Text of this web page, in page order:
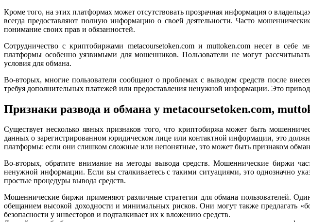
Кроме того, на этих платформах может отсутствовать прозрачная информация о
всегда предоставляют полную информацию о своей деятельности. Часто
понимание своих прав и обязанностей.
Сотрудничество с криптобиржами metacoursetoken.com и muttoken.com несет в себе
платформы особенно уязвимыми для мошенников. Пользователи не могут
условия для обмана.
Во-вторых, многие пользователи сообщают о проблемах с выводом средств после
требуя дополнительных платежей или предоставления ненужной информации. Это
Признаки развода и обмана у metacoursetoken.com,
Существует несколько явных признаков того, что криптобиржа может быть
данных о зарегистрированном юридическом лице или контактной информации, это
платформы: если они слишком сложные или непонятные, это может быть признаком
Во-вторых, обратите внимание на методы вывода средств. Мошеннические биржи
ненужной информации. Если вы сталкиваетесь с такими ситуациями, это однозначно
простые процедуры вывода средств.
Мошеннические биржи применяют различные стратегии для обмана пользователей.
обещанием высокой доходности и минимальных рисков. Они могут также предлагать
безопасности у инвесторов и подталкивает их к вложению средств.